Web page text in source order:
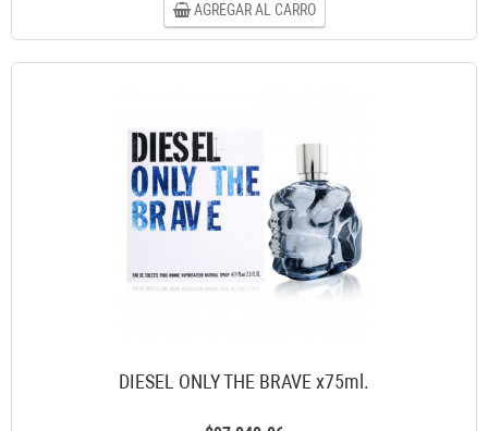
AGREGAR AL CARRO
DIESEL ONLY THE BRAVE x75ml.